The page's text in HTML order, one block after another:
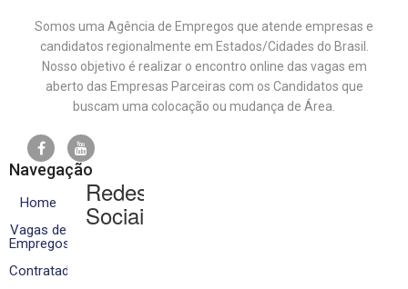
Somos uma Agência de Empregos que atende empresas e
candidatos regionalmente em Estados/Cidades do Brasil.
Nosso objetivo é realizar o encontro online das vagas em
aberto das Empresas Parceiras com os Candidatos que
buscam uma colocação ou mudança de Área.
Navegação
Home
Vagas de
Empregos
Contratados
Redes
Sociais